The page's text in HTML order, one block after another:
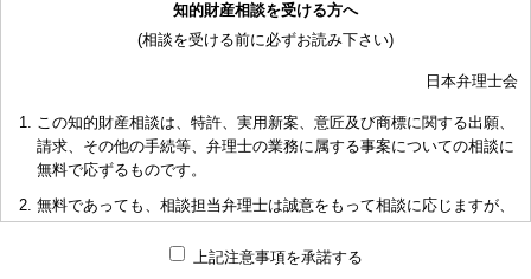
知的財産相談を受ける方へ
(相談を受ける前に必ずお読み下さい)
日本弁理士会
この知的財産相談は、特許、実用新案、意匠及び商標に関する出願、
請求、その他の手続等、弁理士の業務に属する事案についての相談に
無料で応ずるものです。
無料であっても、相談担当弁理士は誠意をもって相談に応じますが、
もありますことを予めご了承下さい。
上記注意事項を承諾する